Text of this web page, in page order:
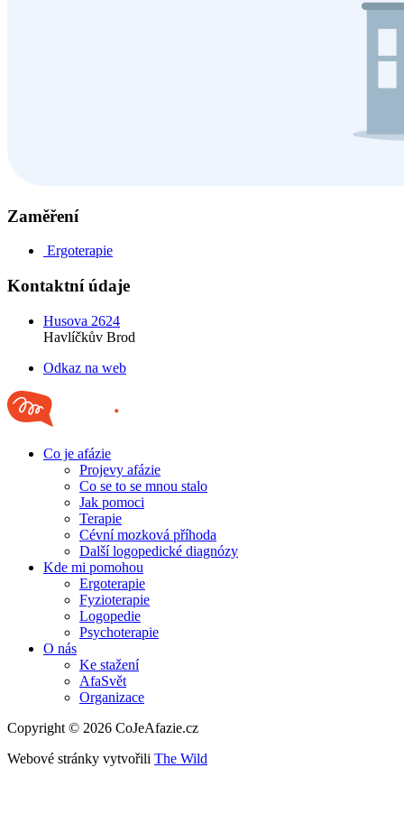
Zaměření
Ergoterapie
Kontaktní údaje
Husova 2624
Havlíčkův Brod
Odkaz na web
Co je afázie
Projevy afázie
Co se to se mnou stalo
Jak pomoci
Terapie
Cévní mozková příhoda
Další logopedické diagnózy
Kde mi pomohou
Ergoterapie
Fyzioterapie
Logopedie
Psychoterapie
O nás
Ke stažení
AfaSvět
Organizace
Copyright © 2026 CoJeAfazie.cz
Webové stránky vytvořili The Wild